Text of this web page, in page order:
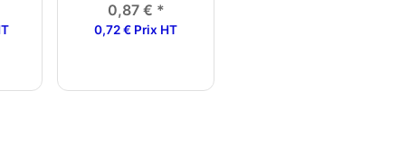
0,87 € *
0,72 € Prix HT